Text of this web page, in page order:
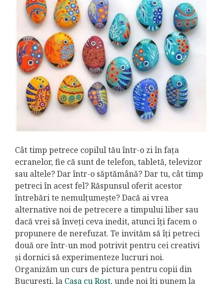
Cât timp petrece copilul tău într-o zi în fața
ecranelor, fie că sunt de telefon, tabletă, televizor
sau altele? Dar într-o săptămână? Dar tu, cât timp
petreci în acest fel? Răspunsul oferit acestor
întrebări te nemulțumește? Dacă ai vrea
alternative noi de petrecere a timpului liber sau
dacă vrei să înveți ceva inedit, atunci îți facem o
propunere de nerefuzat. Te invităm să îți petreci
două ore într-un mod potrivit pentru cei creativi
și dornici să experimenteze lucruri noi.
Organizăm un curs de pictura pentru copii din
Bucuresti, la Casa cu Rost,unde noi îți punem la